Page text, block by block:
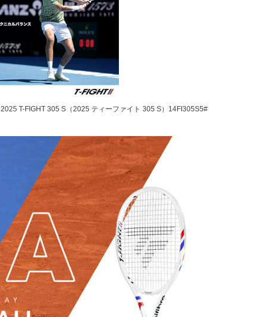
T-FIGHT 305 S（2025 ティーファイト 305 S）14FI305S5#